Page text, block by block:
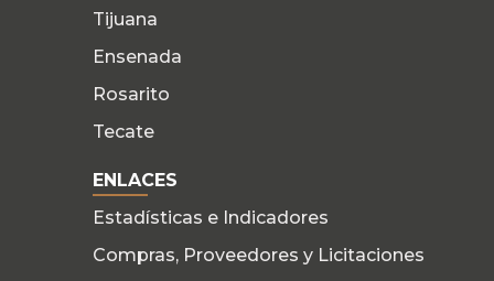
Tijuana
Ensenada
Rosarito
Tecate
ENLACES
Estadísticas e Indicadores
Compras, Proveedores y Licitaciones